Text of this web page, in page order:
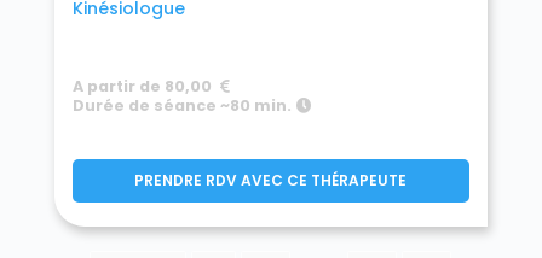
Kinésiologue
A partir de 80,00
Durée de séance ~80 min.
PRENDRE RDV AVEC CE THÉRAPEUTE